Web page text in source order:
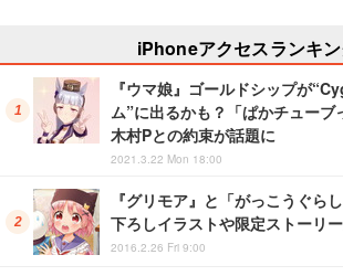
iPhoneアクセスランキ
『ウマ娘』ゴールドシップが
ム”に出るかも？「ぱかチューブ
木村Pとの約束が話題に
2021.3.22 Mon 18:00
『グリモア』と「がっこうぐら
下ろしイラストや限定ストーリ
2016.2.26 Fri 9:00